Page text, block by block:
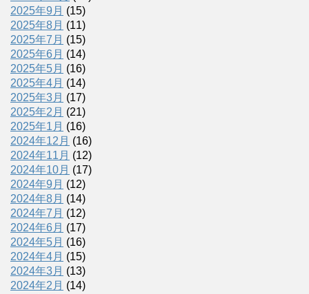
2025年9月 (15)
2025年8月 (11)
2025年7月 (15)
2025年6月 (14)
2025年5月 (16)
2025年4月 (14)
2025年3月 (17)
2025年2月 (21)
2025年1月 (16)
2024年12月 (16)
2024年11月 (12)
2024年10月 (17)
2024年9月 (12)
2024年8月 (14)
2024年7月 (12)
2024年6月 (17)
2024年5月 (16)
2024年4月 (15)
2024年3月 (13)
2024年2月 (14)